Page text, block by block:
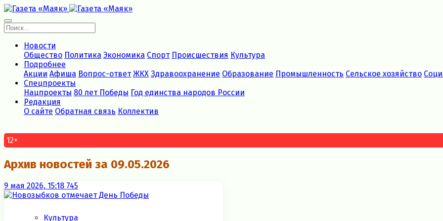
Новости
Общество Политика Экономика Спорт Происшествия Культура
Подробнее
Акции Афиша Вопрос-ответ ЖКХ Здравоохранение Образование Промышленность Сельское хозяйство
Спецпроекты
Нацпроекты 80 лет Победы Год единства народов России
Редакция
О сайте Обратная связь Коллектив
12+
Архив новостей за 09.05.2026
9 мая 2026, 15:18 745
Культура